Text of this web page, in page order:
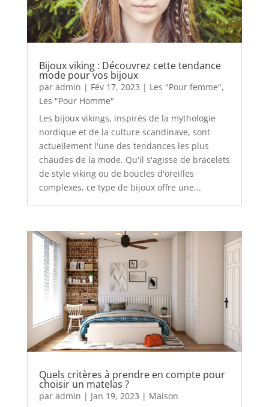
Bijoux viking : Découvrez cette tendance
mode pour vos bijoux
par admin | Fév 17, 2023 | Les "Pour femme",
Les "Pour Homme"
Les bijoux vikings, inspirés de la mythologie
nordique et de la culture scandinave, sont
actuellement l'une des tendances les plus
chaudes de la mode. Qu'il s'agisse de bracelets
de style viking ou de boucles d'oreilles
complexes, ce type de bijoux offre une...
Quels critères à prendre en compte pour
choisir un matelas ?
par admin | Jan 19, 2023 | Maison